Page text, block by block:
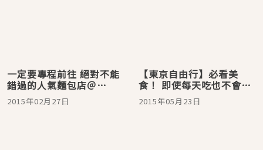
一定要專程前往 絕對不能
錯過的人氣麵包店＠
Parlour江古田
2015年02月27日
【東京自由行】必看美
食！ 即使每天吃也不會
膩，在令人喜愛的麵包店
享受超幸福的咖啡時光@
2015年05月23日